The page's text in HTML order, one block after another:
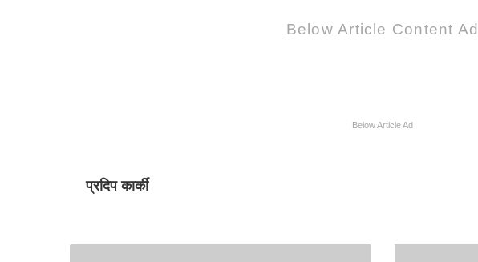
Below Article Content Ad
Below Article Ad
प्रदिप कार्की